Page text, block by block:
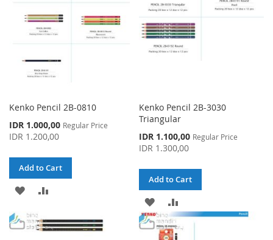
Kenko Pencil 2B-0810
Special
Price
IDR 1.000,00 Regular Price
IDR 1.200,00
Add to Cart
ADD
WISHCOMPARE
Kenko Pencil 2B-3030
Triangular
Special
Price
IDR 1.100,00 Regular Price
IDR 1.300,00
Add to Cart
ADD
TO